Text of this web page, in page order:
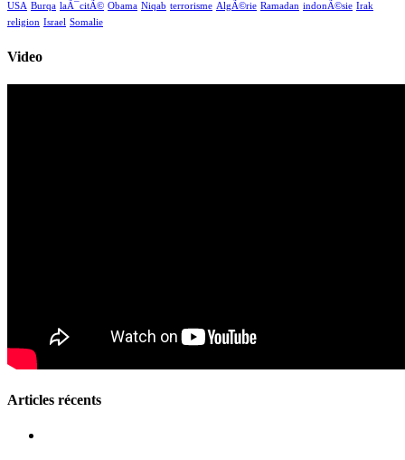
USA Burqa laÃ¯citÃ© Obama Niqab terrorisme AlgÃ©rie Ramadan indonÃ©sie Irak
religion Israel Somalie
Video
Articles récents